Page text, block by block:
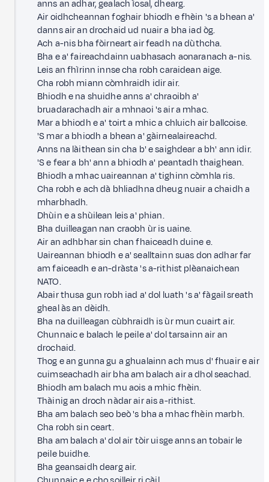
anns an adhar, gealach ìosal, dhearg.
Air oidhcheannan foghair bhiodh e fhèin 's a bhean a'
danns air an drochaid ud nuair a bha iad òg.
Ach a-nis bha fòirneart air feadh na dùthcha.
Bha e a' faireachdainn uabhasach aonaranach a-nis.
Leis an fhìrinn innse cha robh caraidean aige.
Cha robh miann còmhraidh idir air.
Bhiodh e na shuidhe anns a' chraoibh a'
bruadarachadh air a mhnaoi 's air a mhac.
Mar a bhiodh e a' toirt a mhic a chluich air ball­coise.
'S mar a bhiodh a bhean a' gàirnealaireachd.
Anns na làithean sin cha b' e saighdear a bh' ann idir.
'S e fear a bh' ann a bhiodh a' peantadh thaighean.
Bhiodh a mhac uaireannan a' tighinn còmhla ris.
Cha robh e ach dà bhliadhna dheug nuair a chaidh a
mharbhadh.
Dhùin e a shùilean leis a' phian.
Bha duilleagan nan craobh ùr is uaine.
Air an adhbhar sin chan fhaiceadh duine e.
Uaireannan bhiodh e a' sealltainn suas don adhar far
am faiceadh e an-dràsta 's a-rithist plèanaichean
NATO.
Abair thusa gun robh iad a' dol luath 's a' fàgail sreath
gheal às an dèidh.
Bha na duilleagan cùbhraidh is ùr mun cuairt air.
Chunnaic e balach le peile a' dol tarsainn air an
drochaid.
Thog e an gunna gu a ghualainn ach mus d' fhuair e air
cuimseachadh air bha am balach air a dhol seachad.
Bhiodh am balach mu aois a mhic fhèin.
Thàinig an droch nàdar air ais a-rithist.
Bha am balach seo beò 's bha a mhac fhèin marbh.
Cha robh sin ceart.
Bha am balach a' dol air tòir uisge anns an tobair le
peile buidhe.
Bha geansaidh dearg air.